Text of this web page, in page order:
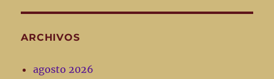
ARCHIVOS
agosto 2026